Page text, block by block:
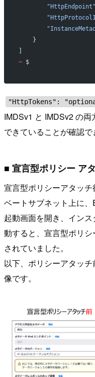
        "HttpEndpoint"
    }
~ $
"HttpTokens":
IMDSv1 と IMDSv2 の
できていることが確認で
■ 宣言型ポリシー ア
宣言型ポリシーアタッ
ベートサブネット上に、
起動画面を開き、イン
動すると、宣言型ポリ
されていました。
以下、ポリシーアタッ
像です。